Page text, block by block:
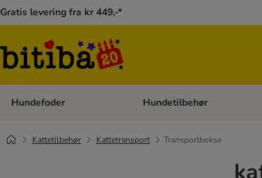
Gratis levering fra kr 449,-*
Hundefoder Åben kategori menu:
Hundetilbehør
Kattetilbehør Kattetransport Transportbokse